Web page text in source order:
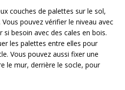
couches de palettes sur le sol,
pouvez vérifier le niveau avec
besoin avec des cales en bois.
les palettes entre elles pour
Vous pouvez aussi fixer une
le mur, derrière le socle, pour